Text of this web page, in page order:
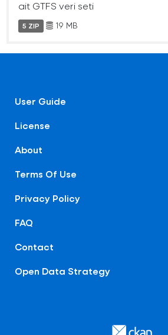
ait GTFS veri seti
5 ZIP 19 MB
User Guide
License
About
Terms Of Use
Privacy Policy
FAQ
Contact
Open Data Strategy